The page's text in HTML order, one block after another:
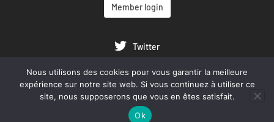
Member login
Twitter
Google Scholar
YouTube
Nous utilisons des cookies pour vous garantir la meilleure
expérience sur notre site web. Si vous continuez à utiliser ce
site, nous supposerons que vous en êtes satisfait.
Ok